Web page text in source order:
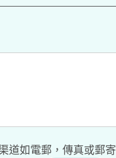
道如電郵，傳真或郵